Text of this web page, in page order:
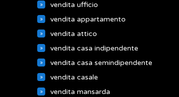
vendita ufficio
vendita appartamento
vendita attico
vendita casa indipendente
vendita casa semindipendente
vendita casale
vendita mansarda